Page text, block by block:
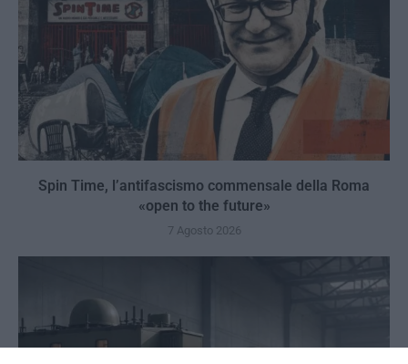
Spin Time, l’antifascismo commensale della Roma
«open to the future»
7 Agosto 2026